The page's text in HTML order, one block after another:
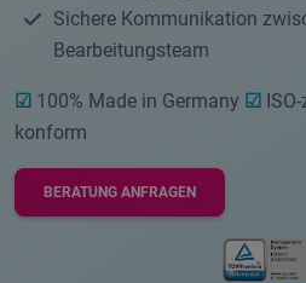
Sichere Kommunikation
Bearbeitungsteam
☑ 100% Made in Germany ☑
konform
BERATUNG ANFRAGEN